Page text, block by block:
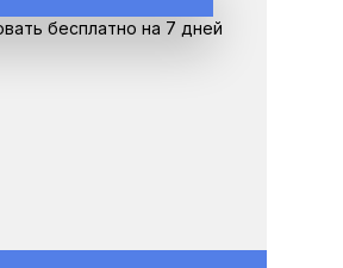
бесплатно на 7 дней